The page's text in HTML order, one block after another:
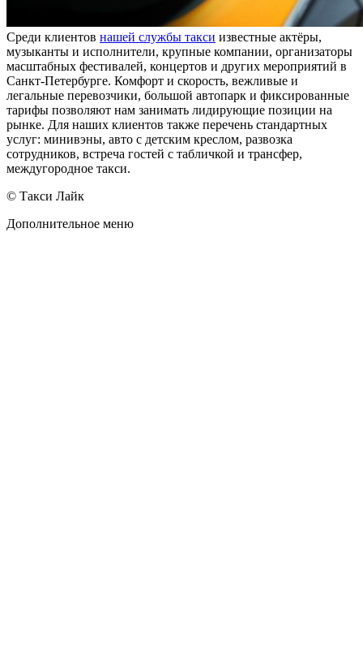
Среди клиентов нашей службы такси известные актёры,
музыканты и исполнители, крупные компании, организаторы
масштабных фестивалей, концертов и других мероприятий в
Санкт-Петербурге. Комфорт и скорость, вежливые и
легальные перевозчики, большой автопарк и фиксированные
тарифы позволяют нам занимать лидирующие позиции на
рынке. Для наших клиентов также перечень стандартных
услуг: минивэны, авто с детским креслом, развозка
сотрудников, встреча гостей с табличкой и трансфер,
междугородное такси.
© Такси Лайк
Дополнительное меню